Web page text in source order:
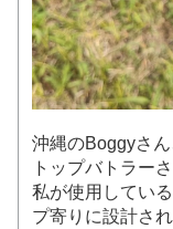
沖縄のBoggyさ
トップバトラー
私が使用してい
プ寄りに設計さ